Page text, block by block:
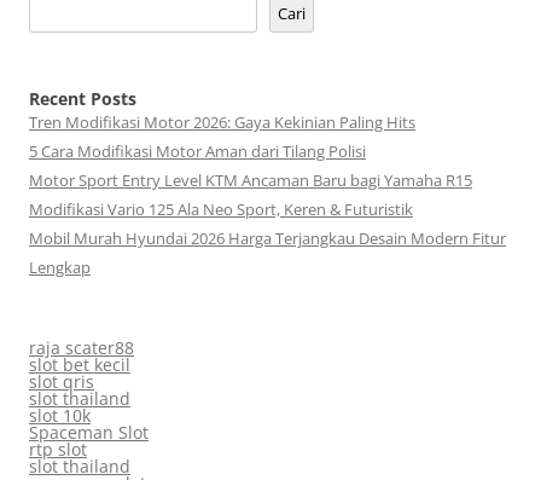
Cari
Recent Posts
Tren Modifikasi Motor 2026: Gaya Kekinian Paling Hits
5 Cara Modifikasi Motor Aman dari Tilang Polisi
Motor Sport Entry Level KTM Ancaman Baru bagi Yamaha R15
Modifikasi Vario 125 Ala Neo Sport, Keren & Futuristik
Mobil Murah Hyundai 2026 Harga Terjangkau Desain Modern Fitur
Lengkap
raja scater88
slot bet kecil
slot qris
slot thailand
slot 10k
Spaceman Slot
rtp slot
slot thailand